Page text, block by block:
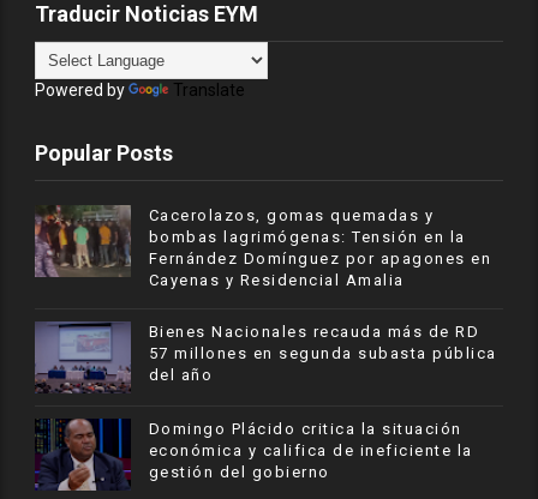
Traducir Noticias EYM
Powered by Translate
Popular Posts
Cacerolazos, gomas quemadas y
bombas lagrimógenas: Tensión en la
Fernández Domínguez por apagones en
Cayenas y Residencial Amalia
Bienes Nacionales recauda más de RD
57 millones en segunda subasta pública
del año
​Domingo Plácido critica la situación
económica y califica de ineficiente la
gestión del gobierno